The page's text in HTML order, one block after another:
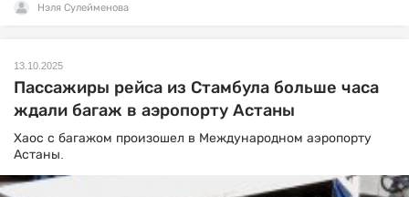
Нэля Сулейменова
13.10.2025
Пассажиры рейса из Стамбула больше часа
ждали багаж в аэропорту Астаны
Хаос с багажом произошел в Международном аэропорту
Астаны.